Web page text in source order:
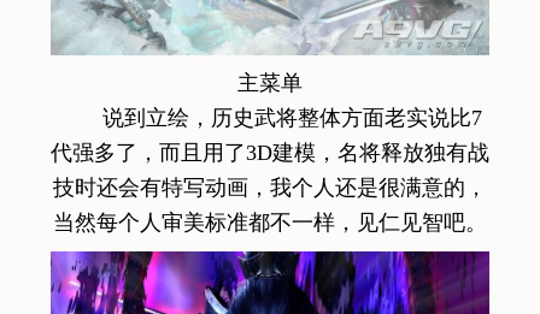
主菜单
说到立绘，历史武将整体方面老实说比7
代强多了，而且用了3D建模，名将释放独有战
技时还会有特写动画，我个人还是很满意的，
当然每个人审美标准都不一样，见仁见智吧。